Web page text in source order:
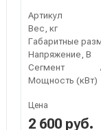
Артикул
Вес, кг
Напряжение, В
Сегмент
Мощность (кВт)
Цена
2 600 руб.